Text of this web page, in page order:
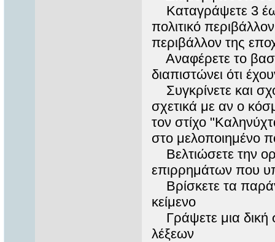
Καταγράψετε 3
πολιτικό
περιβάλλον της
Αναφέρετε το
διαπιστώνει ότι
Συγκρίνετε και
σχετικά με αν ο
τον στίχο
στο μελοποιημένο
Βελτιώσετε την
επιρρημάτων που
Βρίσκετε τα
κείμενο
Γράψετε μια δική
λέξεων